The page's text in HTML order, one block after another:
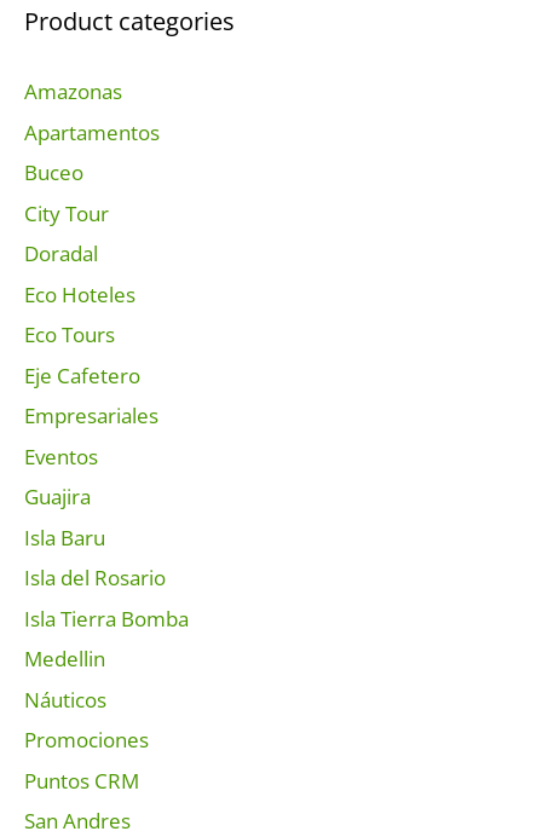
Product categories
Amazonas
Apartamentos
Buceo
City Tour
Doradal
Eco Hoteles
Eco Tours
Eje Cafetero
Empresariales
Eventos
Guajira
Isla Baru
Isla del Rosario
Isla Tierra Bomba
Medellin
Náuticos
Promociones
Puntos CRM
San Andres